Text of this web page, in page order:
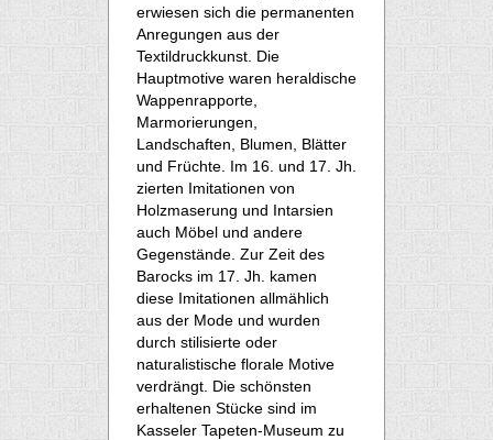
erwiesen sich die permanenten
Anregungen aus der
Textildruckkunst. Die
Hauptmotive waren heraldische
Wappenrapporte,
Marmorierungen,
Landschaften, Blumen, Blätter
und Früchte. Im 16. und 17. Jh.
zierten Imitationen von
Holzmaserung und Intarsien
auch Möbel und andere
Gegenstände. Zur Zeit des
Barocks im 17. Jh. kamen
diese Imitationen allmählich
aus der Mode und wurden
durch stilisierte oder
naturalistische florale Motive
verdrängt. Die schönsten
erhaltenen Stücke sind im
Kasseler Tapeten-Museum zu